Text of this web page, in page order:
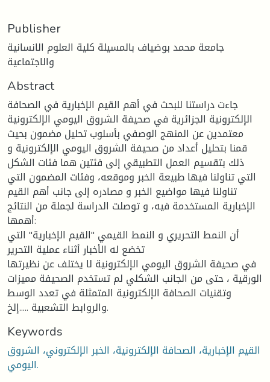
Publisher
جامعة محمد بوضياف بالمسيلة كلية العلوم الانسانية
والاجتماعية
Abstract
جاءت دراستنا للبحث في أهم القيم الإخبارية في الصحافة
الإلكترونية الجزائرية في صحيفة الشروق اليومي الإلكترونية
معتمدين عن المنهج الوصفي بأسلوب تحليل مضمون بحيث
قمنا بتحليل أعداد من صحيفة الشروق اليومي الإلكترونية و
ذلك بتقسيم العمل التطبيقي إلى فئتين هما فئات الشكل
التي تناولنا فيها طبيعة الخبر وموقعه، وفئات المضمون التي
تناولنا فيها مواضيع الخبر و مصادره إلى جانب أهم القيم
الإخبارية المستخدمة فيه، و توصلت الدراسة لجملة من النتائج
أهمها:
أن النمط التحريري و النمط القيمي "القيم الإخبارية" التي
تخضع له الأخبار أثناء عملية التحرير
في صحيفة الشروق اليومي الإلكترونية لا يختلف عن نظيرتها
الورقية ، حتى من الجانب الشكلي لم تستخدم الصحيفة مميزات
وتقنيات الصحافة الإلكترونية المتمثلة في تعدد الوسط
والروابط التشعبية .....إلخ.
Keywords
القيم الإخبارية، الصحافة الإلكترونية، الخبر الإلكتروني، الشروق
اليومي.